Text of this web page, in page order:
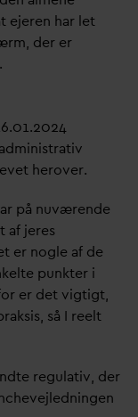
ejeren har let
der er
herover.
på nuværende
af jeres
er nogle af de
punkter i
er det vigtigt,
så I reelt
regulativ, der